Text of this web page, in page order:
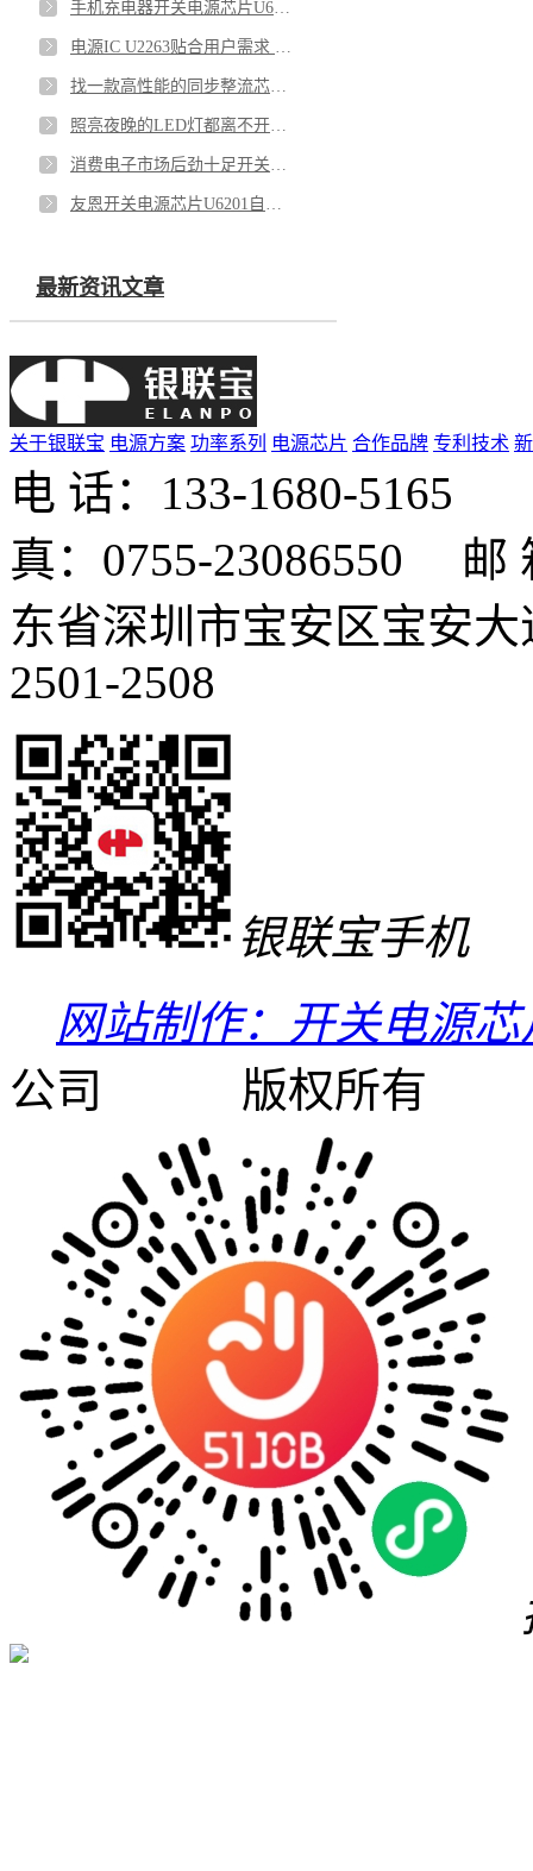
最新资讯文章
关于银联宝 电源方案 功率系列 电源芯片 合作品牌 专利技术
电 话：133-1680-
真：0755-23086550 邮
东省深圳市宝安区宝安
2501-2508
银联宝手机
网站制作：开关电源芯
公司 版权所